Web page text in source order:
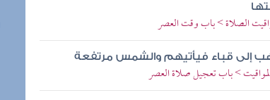
الصلاة > باب وقت العصر
إلى قباء فيأتيهم والشمس مرتفعة
> باب تعجيل صلاة العصر